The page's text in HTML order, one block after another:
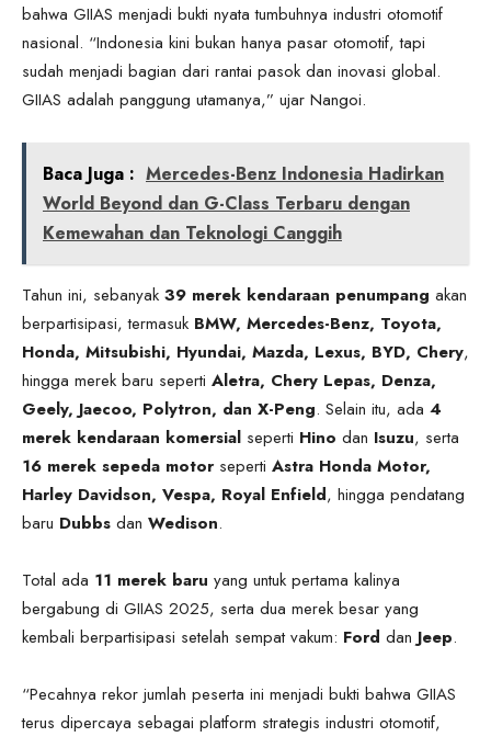
bahwa GIIAS menjadi bukti nyata tumbuhnya industri otomotif
nasional. “Indonesia kini bukan hanya pasar otomotif, tapi
sudah menjadi bagian dari rantai pasok dan inovasi global.
GIIAS adalah panggung utamanya,” ujar Nangoi.
Baca Juga : Mercedes-Benz Indonesia Hadirkan
World Beyond dan G-Class Terbaru dengan
Kemewahan dan Teknologi Canggih
Tahun ini, sebanyak 39 merek kendaraan penumpang akan
berpartisipasi, termasuk BMW, Mercedes-Benz, Toyota,
Honda, Mitsubishi, Hyundai, Mazda, Lexus, BYD, Chery,
hingga merek baru seperti Aletra, Chery Lepas, Denza,
Geely, Jaecoo, Polytron, dan X-Peng. Selain itu, ada 4
merek kendaraan komersial seperti Hino dan Isuzu, serta
16 merek sepeda motorseperti Astra Honda Motor,
Harley Davidson, Vespa, Royal Enfield, hingga pendatang
baru Dubbs dan Wedison.
Total ada 11 merek baru yang untuk pertama kalinya
bergabung di GIIAS 2025, serta dua merek besar yang
kembali berpartisipasi setelah sempat vakum: Ford dan Jeep.
“Pecahnya rekor jumlah peserta ini menjadi bukti bahwa GIIAS
terus dipercaya sebagai platform strategis industri otomotif,